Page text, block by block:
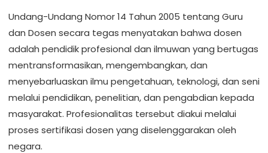
Undang-Undang Nomor 14 Tahun 2005 tentang Guru
dan Dosen secara tegas menyatakan bahwa dosen
adalah pendidik profesional dan ilmuwan yang bertugas
mentransformasikan, mengembangkan, dan
menyebarluaskan ilmu pengetahuan, teknologi, dan seni
melalui pendidikan, penelitian, dan pengabdian kepada
masyarakat. Profesionalitas tersebut diakui melalui
proses sertifikasi dosen yang diselenggarakan oleh
negara.